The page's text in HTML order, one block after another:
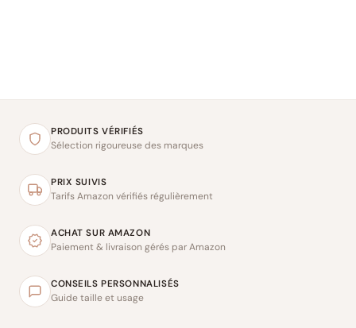
PRODUITS VÉRIFIÉS
Sélection rigoureuse des marques
PRIX SUIVIS
Tarifs Amazon vérifiés régulièrement
ACHAT SUR AMAZON
Paiement & livraison gérés par Amazon
CONSEILS PERSONNALISÉS
Guide taille et usage